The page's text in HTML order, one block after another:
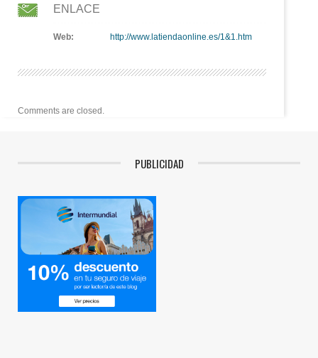
ENLACE
Web: http://www.latiendaonline.es/1&1.htm
Comments are closed.
PUBLICIDAD